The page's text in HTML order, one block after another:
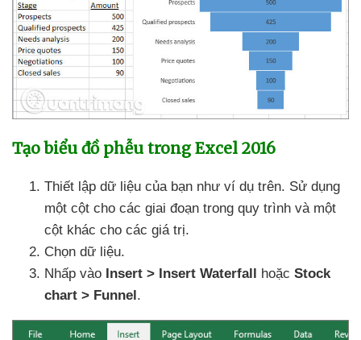
Tạo biểu đồ phễu trong Excel 2016
Thiết lập dữ liệu của bạn như ví dụ trên. Sử dụng
một cột cho các giai đoạn trong quy trình và một
cột khác cho các giá trị.
Chọn dữ liệu.
Nhấp vào Insert > Insert Waterfall hoặc Stock
chart > Funnel.